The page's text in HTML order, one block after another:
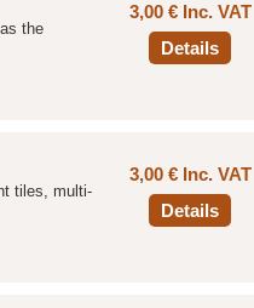
the
3,00 € Inc. VAT
Details
tiles, multi-
3,00 € Inc. VAT
Details